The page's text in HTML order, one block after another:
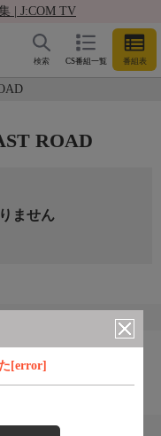
| J:COM TV
CS番組一覧 番組表
検索
[error]
ROAD
ません